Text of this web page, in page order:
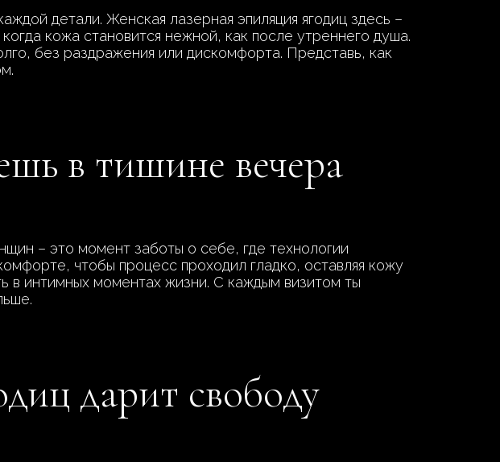
детали. Женская лазерная эпиляция ягодиц здесь –
кожа становится нежной, как после утреннего душа.
без раздражения или дискомфорта. Представь, как
в тишине вечера
– это момент заботы о себе, где технологии
чтобы процесс проходил гладко, оставляя кожу
в интимных моментах жизни. С каждым визитом ты
дарит свободу